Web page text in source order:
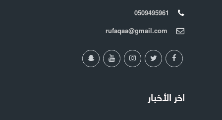
0509495961
rufaqaa@gmail.com
اخر الأخبار